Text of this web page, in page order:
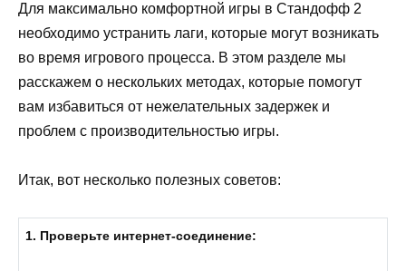
Для максимально комфортной игры в Стандофф 2
необходимо устранить лаги, которые могут возникать
во время игрового процесса. В этом разделе мы
расскажем о нескольких методах, которые помогут
вам избавиться от нежелательных задержек и
проблем с производительностью игры.
Итак, вот несколько полезных советов:
1. Проверьте интернет-соединение: